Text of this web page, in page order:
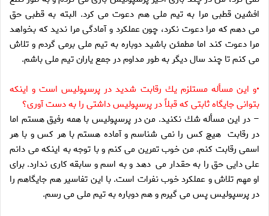
افشين قطبى مرا به تيم ملى هم دعوت مى كرد. البته به قطبى حق
مى دهم كه مرا دعوت نكرد، چون عملكرد و آمادگى مرا نديد كه بخواهد
مرا دعوت كند اما مطمئن باشيد دوباره به تيم ملى برمى گردم و تلاش
مى كنم تا چند سال ديگر به طور مداوم در جمع ياران تيم ملى باشم.
•و اين مسأله مستلزم يك رقابت شديد در پرسپوليس است و اينكه
بتوانى جايگاه ثابتى كه قبلاً در پرسپوليس داشتى را به دست آورى؟
– در اين مسأله شك نكنيد. من در پرسپوليس با همه رفيق هستم اما
در رقابت هيچ كس را نمى شناسم و آماده هستم با هر كس و با هر
اسمى رقابت كنم. من خوب تمرين مى كنم و با توجه به اينكه مى دانم
على دايى حق را به حقدار مى دهد و به اسم و سابقه كارى ندارد. براى
او مهم تلاش و عملكرد خوب نفرات است. با اين تفاسير هم جايگاهم را
در پرسپوليس پس مى گيرم و هم دوباره به تيم ملى مى رسم.